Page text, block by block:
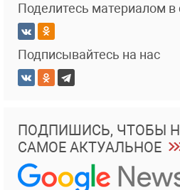
Поделитесь материалом в
Подписывайтесь на нас
ПОДПИШИСЬ, ЧТОБЫ
САМОЕ АКТУАЛЬНОЕ